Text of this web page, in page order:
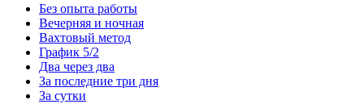
Без опыта работы
Вечерняя и ночная
Вахтовый метод
График 5/2
Два через два
За последние три дня
За сутки